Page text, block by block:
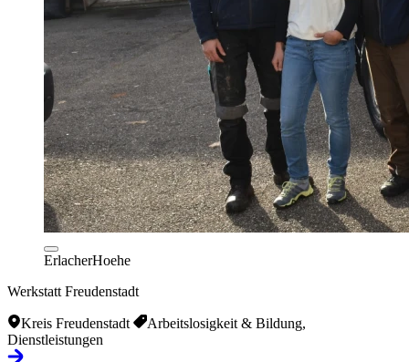
ErlacherHoehe
Werkstatt Freudenstadt
Kreis Freudenstadt
Arbeitslosigkeit & Bildung,
Dienstleistungen